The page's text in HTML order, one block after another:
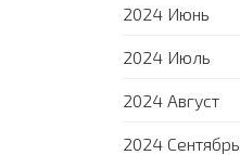
2024 Июнь
2024 Июль
2024 Август
2024 Сентябрь